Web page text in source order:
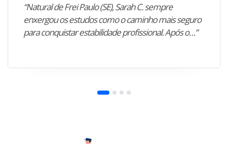
“Natural de Frei Paulo (SE), Sarah C. sempre
enxergou os estudos como o caminho mais seguro
para conquistar estabilidade profissional. Após o…”